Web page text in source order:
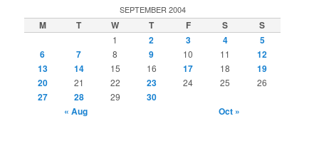
c
h
SEPTEMBER 2004
M T W T F S S
1 2 3 4
5
6
7 8 9 10 11
12
13
14 15 16 17 18
19
20
21 22 23 24 25 26
27 28 29
30
« Aug
Oct »